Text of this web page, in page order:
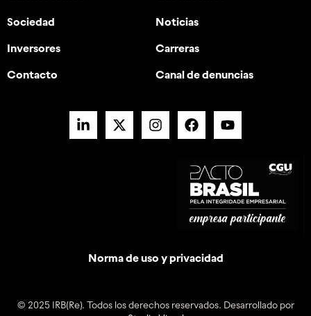
Sociedad Noticias
Inversores Carreras
Contacto Canal de denuncias
Norma de uso y privacidad
© 2025 IRB(Re). Todos los derechos reservados. Desarrollado por